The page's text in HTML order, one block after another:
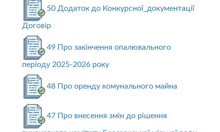
50 Додаток до Конкурсної_документації
Договір
49 Про закінчення опалювального
періоду 2025-2026 року
48 Про оренду комунального майна
47 Про внесення змін до рішення